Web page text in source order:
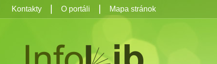
Kontakty O portáli Mapa stránok